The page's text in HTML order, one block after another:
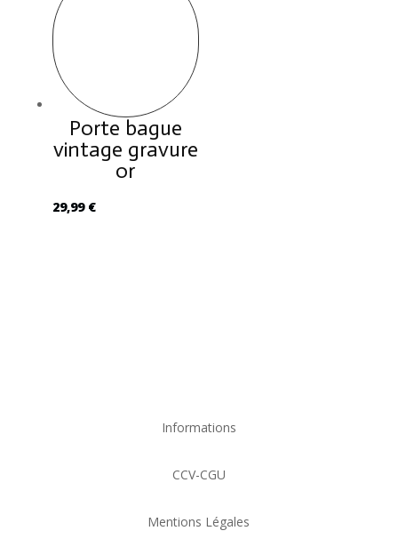
Porte bague
vintage gravure
or
29,99 €
Informations
CCV-CGU
Mentions Légales